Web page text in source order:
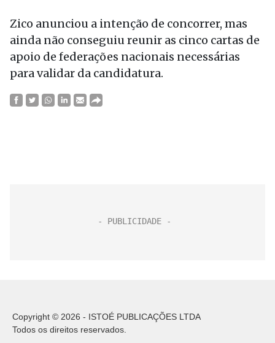
Zico anunciou a intenção de concorrer, mas
ainda não conseguiu reunir as cinco cartas de
apoio de federações nacionais necessárias
para validar da candidatura.
Copyright © 2026 - ISTOÉ PUBLICAÇÕES LTDA
Todos os direitos reservados.